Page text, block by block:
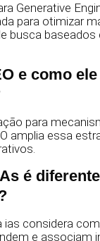
Generative
para otimizar
busca baseados
e como
para
amplia essa
é
ias considera
e associam